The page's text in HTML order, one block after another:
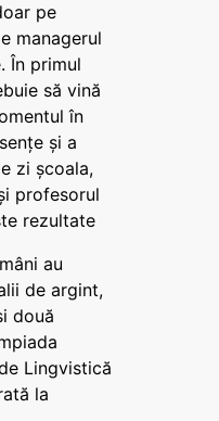
pe
managerul
În primul
să vină
în
și a
zi școala,
profesorul
rezultate
au
de argint,
două
Lingvistică
la